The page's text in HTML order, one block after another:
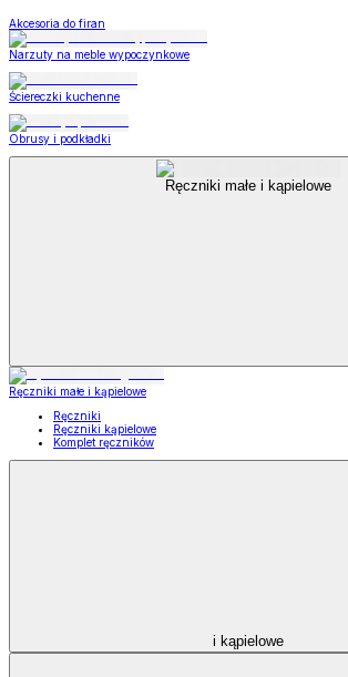
Akcesoria do firan
Narzuty na meble wypoczynkowe
Ściereczki kuchenne
Obrusy i podkładki
Ręczniki małe i kąpielowe
Ręczniki małe i kąpielowe
Ręczniki
Ręczniki kąpielowe
Komplet ręczników
i kąpielowe